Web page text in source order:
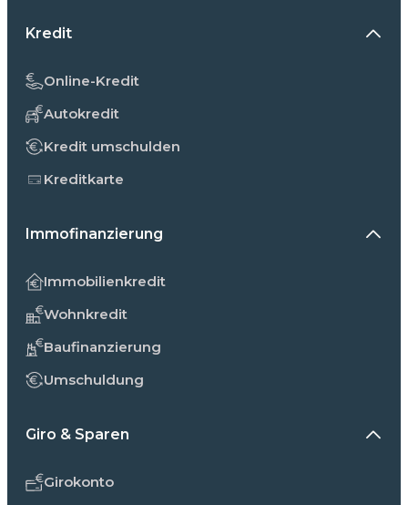
Kredit
Online-Kredit
Autokredit
Kredit umschulden
Kreditkarte
Immofinanzierung
Immobilienkredit
Wohnkredit
Baufinanzierung
Umschuldung
Giro & Sparen
Girokonto